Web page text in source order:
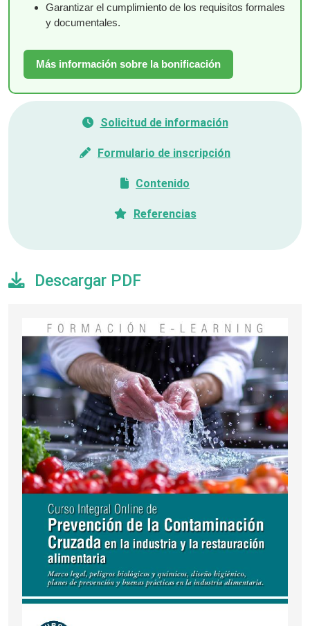
Garantizar el cumplimiento de los requisitos formales
y documentales.
Más información sobre la bonificación
Solicitud de información
Formulario de inscripción
Contenido
Referencias
Descargar PDF